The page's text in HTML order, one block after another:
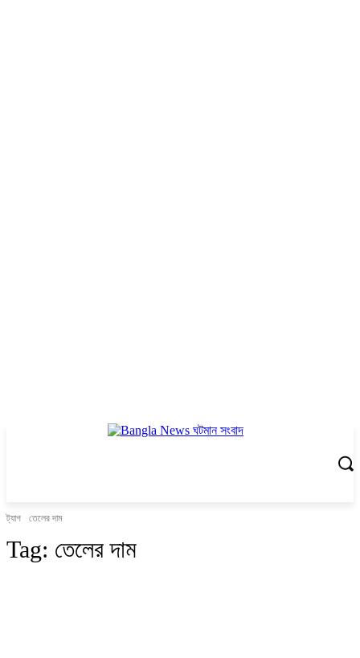
ট্যাগ তেলের দাম
Tag: তেলের দাম